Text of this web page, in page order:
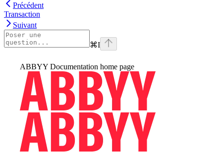
Précédent
Transaction
Suivant
⌘I
ABBYY Documentation home page